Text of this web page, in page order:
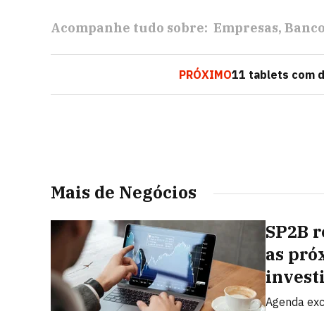
Acompanhe tudo sobre: Empresas
PRÓXIMO11 tablets com
Mais de Negócios
SP2B
as
Agenda